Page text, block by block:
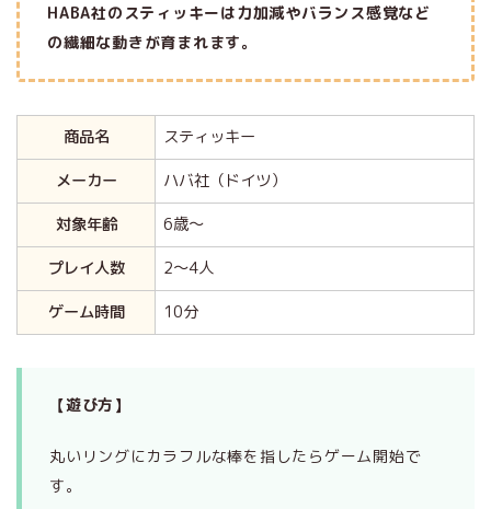
HABA社のスティッキーは力加減やバランス感覚など
の繊細な動きが育まれます。
商品名
スティッキー
メーカー
ハバ社（ドイツ）
対象年齢
6歳～
プレイ人数
2～4人
ゲーム時間
10分
【遊び方】
丸いリングにカラフルな棒を指したらゲーム開始で
す。